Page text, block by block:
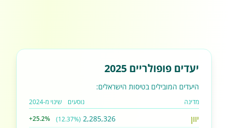
יעדים פופולריים 2025
היעדים המובילים בטיסות הישראלים:
מדינה נוסעים שינוי מ-2024
יוון 2,285,326
(12.37%)
+25.2%